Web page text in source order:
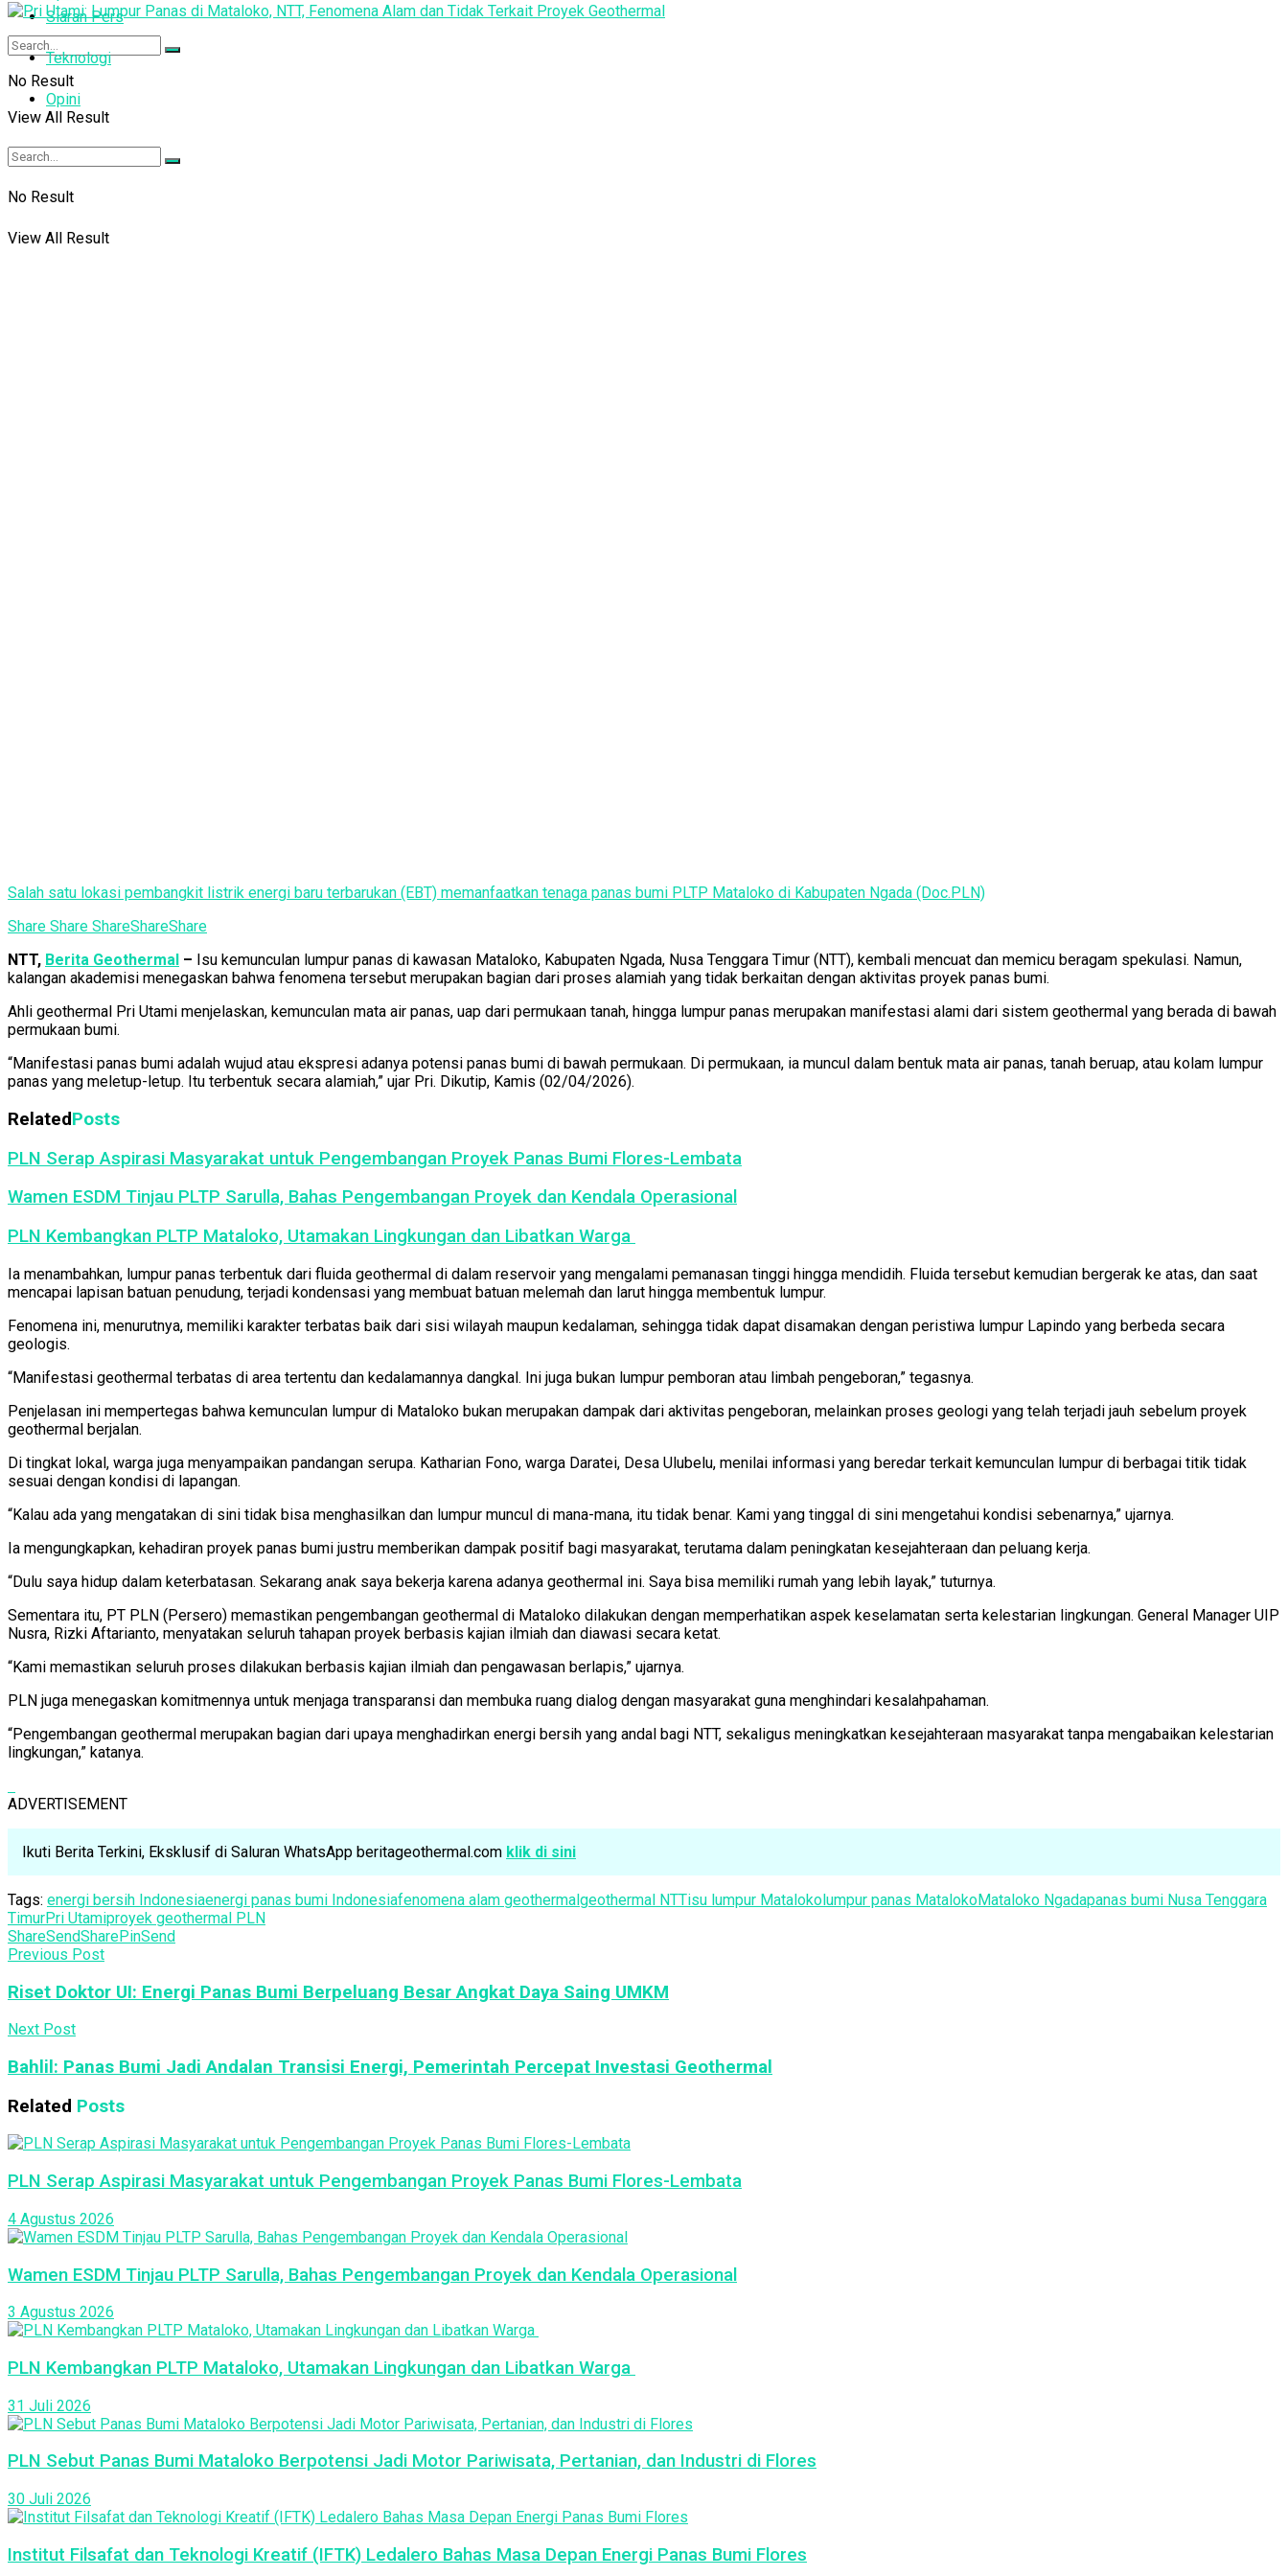
No Result
View All Result
Siaran Pers
Teknologi
Opini
No Result
View All Result
Salah satu lokasi pembangkit listrik energi baru terbarukan (EBT) memanfaatkan tenaga panas bumi PLTP Mataloko di Kabupaten Ngada (Doc.PLN)
Share Share ShareShareShare
NTT, Berita Geothermal – Isu kemunculan lumpur panas di kawasan Mataloko, Kabupaten Ngada, Nusa Tenggara Timur (NTT), kembali mencuat dan memicu beragam spekulasi. Namun,
kalangan akademisi menegaskan bahwa fenomena tersebut merupakan bagian dari proses alamiah yang tidak berkaitan dengan aktivitas proyek panas bumi.
Ahli geothermal Pri Utami menjelaskan, kemunculan mata air panas, uap dari permukaan tanah, hingga lumpur panas merupakan manifestasi alami dari sistem geothermal yang berada di bawah
permukaan bumi.
“Manifestasi panas bumi adalah wujud atau ekspresi adanya potensi panas bumi di bawah permukaan. Di permukaan, ia muncul dalam bentuk mata air panas, tanah beruap, atau kolam lumpur
panas yang meletup-letup. Itu terbentuk secara alamiah,” ujar Pri. Dikutip, Kamis (02/04/2026).
RelatedPosts
PLN Serap Aspirasi Masyarakat untuk Pengembangan Proyek Panas Bumi Flores-Lembata
Wamen ESDM Tinjau PLTP Sarulla, Bahas Pengembangan Proyek dan Kendala Operasional
PLN Kembangkan PLTP Mataloko, Utamakan Lingkungan dan Libatkan Warga
Ia menambahkan, lumpur panas terbentuk dari fluida geothermal di dalam reservoir yang mengalami pemanasan tinggi hingga mendidih. Fluida tersebut kemudian bergerak ke atas, dan saat
mencapai lapisan batuan penudung, terjadi kondensasi yang membuat batuan melemah dan larut hingga membentuk lumpur.
Fenomena ini, menurutnya, memiliki karakter terbatas baik dari sisi wilayah maupun kedalaman, sehingga tidak dapat disamakan dengan peristiwa lumpur Lapindo yang berbeda secara
geologis.
“Manifestasi geothermal terbatas di area tertentu dan kedalamannya dangkal. Ini juga bukan lumpur pemboran atau limbah pengeboran,” tegasnya.
Penjelasan ini mempertegas bahwa kemunculan lumpur di Mataloko bukan merupakan dampak dari aktivitas pengeboran, melainkan proses geologi yang telah terjadi jauh sebelum proyek
geothermal berjalan.
Di tingkat lokal, warga juga menyampaikan pandangan serupa. Katharian Fono, warga Daratei, Desa Ulubelu, menilai informasi yang beredar terkait kemunculan lumpur di berbagai titik tidak
sesuai dengan kondisi di lapangan.
“Kalau ada yang mengatakan di sini tidak bisa menghasilkan dan lumpur muncul di mana-mana, itu tidak benar. Kami yang tinggal di sini mengetahui kondisi sebenarnya,” ujarnya.
Ia mengungkapkan, kehadiran proyek panas bumi justru memberikan dampak positif bagi masyarakat, terutama dalam peningkatan kesejahteraan dan peluang kerja.
“Dulu saya hidup dalam keterbatasan. Sekarang anak saya bekerja karena adanya geothermal ini. Saya bisa memiliki rumah yang lebih layak,” tuturnya.
Sementara itu, PT PLN (Persero) memastikan pengembangan geothermal di Mataloko dilakukan dengan memperhatikan aspek keselamatan serta kelestarian lingkungan. General Manager UIP
Nusra, Rizki Aftarianto, menyatakan seluruh tahapan proyek berbasis kajian ilmiah dan diawasi secara ketat.
“Kami memastikan seluruh proses dilakukan berbasis kajian ilmiah dan pengawasan berlapis,” ujarnya.
PLN juga menegaskan komitmennya untuk menjaga transparansi dan membuka ruang dialog dengan masyarakat guna menghindari kesalahpahaman.
“Pengembangan geothermal merupakan bagian dari upaya menghadirkan energi bersih yang andal bagi NTT, sekaligus meningkatkan kesejahteraan masyarakat tanpa mengabaikan kelestarian
lingkungan,” katanya.
ADVERTISEMENT
Ikuti Berita Terkini, Eksklusif di Saluran WhatsApp beritageothermal.com klik di sini
Tags: energi bersih Indonesiaenergi panas bumi Indonesiafenomena alam geothermalgeothermal NTTisu lumpur Matalokolumpur panas MatalokoMataloko Ngadapanas bumi Nusa Tenggara
TimurPri Utamiproyek geothermal PLN
ShareSendSharePinSend
Previous Post
Riset Doktor UI: Energi Panas Bumi Berpeluang Besar Angkat Daya Saing UMKM
Next Post
Bahlil: Panas Bumi Jadi Andalan Transisi Energi, Pemerintah Percepat Investasi Geothermal
Related Posts
PLN Serap Aspirasi Masyarakat untuk Pengembangan Proyek Panas Bumi Flores-Lembata
4 Agustus 2026
Wamen ESDM Tinjau PLTP Sarulla, Bahas Pengembangan Proyek dan Kendala Operasional
3 Agustus 2026
PLN Kembangkan PLTP Mataloko, Utamakan Lingkungan dan Libatkan Warga
31 Juli 2026
PLN Sebut Panas Bumi Mataloko Berpotensi Jadi Motor Pariwisata, Pertanian, dan Industri di Flores
30 Juli 2026
Institut Filsafat dan Teknologi Kreatif (IFTK) Ledalero Bahas Masa Depan Energi Panas Bumi Flores